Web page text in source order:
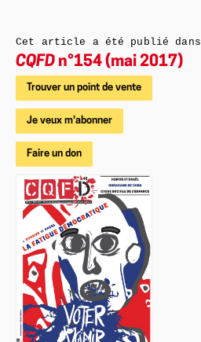
Cet article a été publié dans
CQFD n°154 (mai 2017)
Trouver un point de vente
Je veux m'abonner
Faire un don